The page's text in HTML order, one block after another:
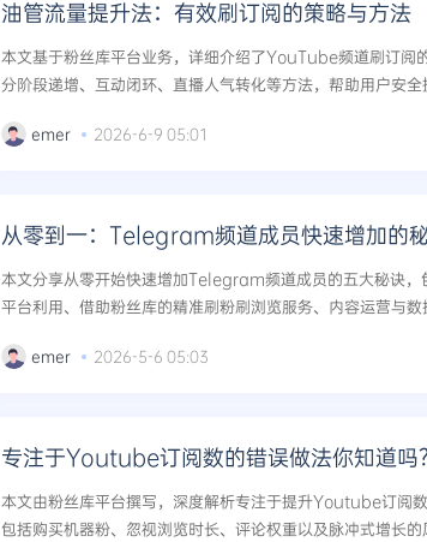
油管流量提升法：有效刷订阅的策略与方法
本文基于粉丝库平台业务，详细介绍了YouTube频道刷订阅
分阶段递增、互动闭环、直播人气转化等方法，帮助用户安
emer 2026-6-9 05:01
从零到一：Telegram频道成员快速增加的
本文分享从零开始快速增加Telegram频道成员的五大秘诀，
平台利用、借助粉丝库的精准刷粉刷浏览服务、内容运营与
emer 2026-5-6 05:03
专注于Youtube订阅数的错误做法你知道吗
本文由粉丝库平台撰写，深度解析专注于提升Youtube订阅数
包括购买机器粉、忽视浏览时长、评论权重以及脉冲式增长